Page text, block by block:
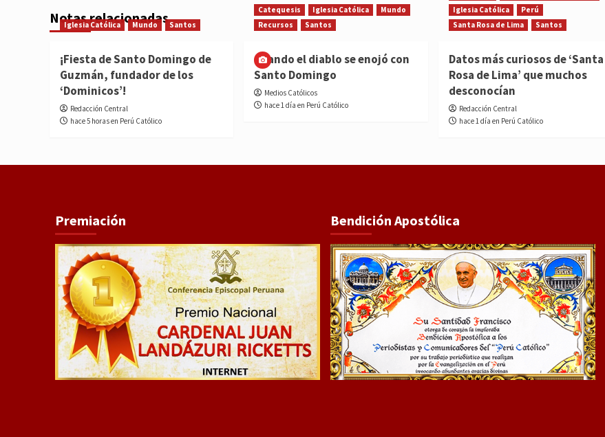
Notas relacionadas
Iglesia Católica Mundo Santos
¡Fiesta de Santo Domingo de
Guzmán, fundador de los
‘Dominicos’!
Redacción Central
hace 5 horas en Perú Católico
Catequesis Iglesia Católica
Mundo
Recursos
Santos
Cuando el diablo se enojó con
Santo Domingo
Medios Católicos
hace 1 día en Perú Católico
Iglesia Católica
Perú
Santa Rosa de Lima
Santos
Datos más curiosos de ‘Santa
Rosa de Lima’ que muchos
desconocían
Redacción Central
hace 1 día en Perú Católico
Premiación Bendición Apostólica